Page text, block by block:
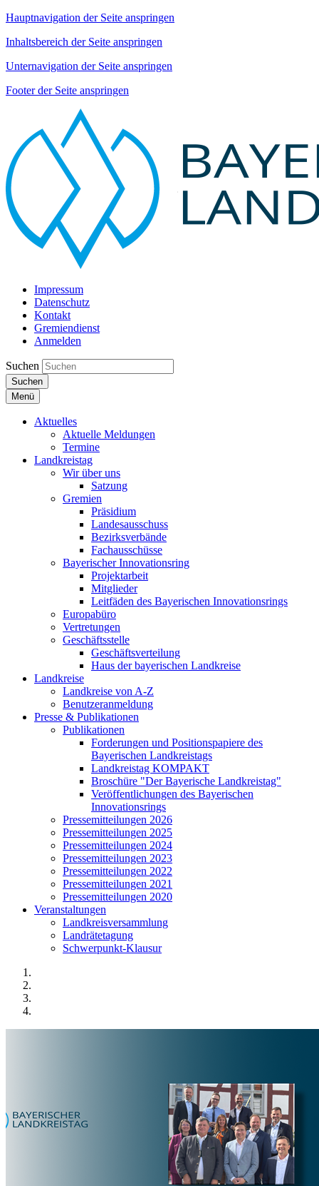
Hauptnavigation der Seite anspringen
Inhaltsbereich der Seite anspringen
Unternavigation der Seite anspringen
Footer der Seite anspringen
Impressum
Datenschutz
Kontakt
Gremiendienst
Anmelden
Suchen
Suchen
Menü
Aktuelles
Aktuelle Meldungen
Termine
Landkreistag
Wir über uns
Satzung
Gremien
Präsidium
Landesausschuss
Bezirksverbände
Fachausschüsse
Bayerischer Innovationsring
Projektarbeit
Mitglieder
Leitfäden des Bayerischen Innovationsrings
Europabüro
Vertretungen
Geschäftsstelle
Geschäftsverteilung
Haus der bayerischen Landkreise
Landkreise
Landkreise von A-Z
Benutzeranmeldung
Presse & Publikationen
Publikationen
Forderungen und Positionspapiere des
Bayerischen Landkreistags
Landkreistag KOMPAKT
Broschüre "Der Bayerische Landkreistag"
Veröffentlichungen des Bayerischen
Innovationsrings
Pressemitteilungen 2026
Pressemitteilungen 2025
Pressemitteilungen 2024
Pressemitteilungen 2023
Pressemitteilungen 2022
Pressemitteilungen 2021
Pressemitteilungen 2020
Veranstaltungen
Landkreisversammlung
Landrätetagung
Schwerpunkt-Klausur